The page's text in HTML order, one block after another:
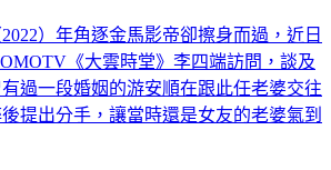
）年角逐金馬影帝卻擦身而過，近日
《大雲時堂》李四端訪問，談及
過一段婚姻的游安順在跟此任老婆交往
提出分手，讓當時還是女友的老婆氣到